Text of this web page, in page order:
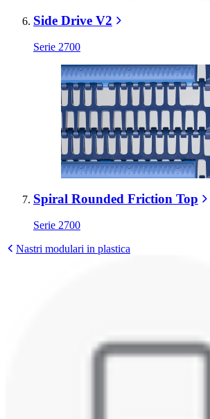
Side Drive V2
Serie 2700
Spiral Rounded Friction Top
Serie 2700
Nastri modulari in plastica